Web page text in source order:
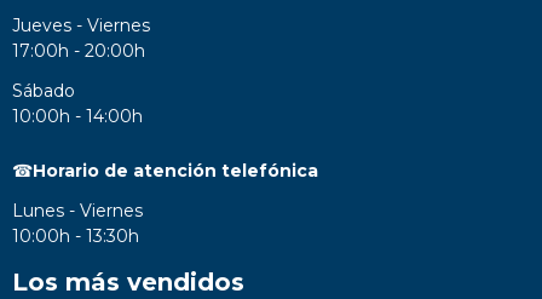
Jueves - Viernes
17:00h - 20:00h
Sábado
10:00h - 14:00h
☎Horario de atención telefónica
Lunes - Viernes
10:00h - 13:30h
Los más vendidos